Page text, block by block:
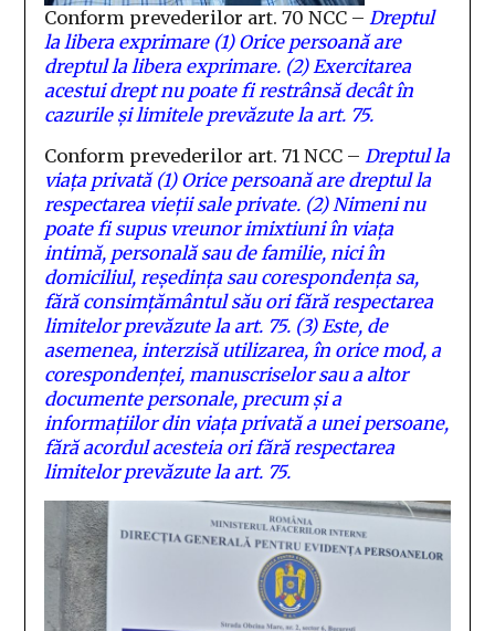
Conform prevederilor art. 70 NCC – Dreptul
la libera exprimare (1) Orice persoană are
dreptul la libera exprimare. (2) Exercitarea
acestui drept nu poate fi restrânsă decât în
cazurile şi limitele prevăzute la art. 75.
Conform prevederilor art. 71 NCC – Dreptul la
viaţa privată (1) Orice persoană are dreptul la
respectarea vieţii sale private. (2) Nimeni nu
poate fi supus vreunor imixtiuni în viaţa
intimă, personală sau de familie, nici în
domiciliul, reşedinţa sau corespondenţa sa,
fără consimţământul său ori fără respectarea
limitelor prevăzute la art. 75. (3) Este, de
asemenea, interzisă utilizarea, în orice mod, a
corespondenţei, manuscriselor sau a altor
documente personale, precum şi a
informaţiilor din viaţa privată a unei persoane,
fără acordul acesteia ori fără respectarea
limitelor prevăzute la art. 75.